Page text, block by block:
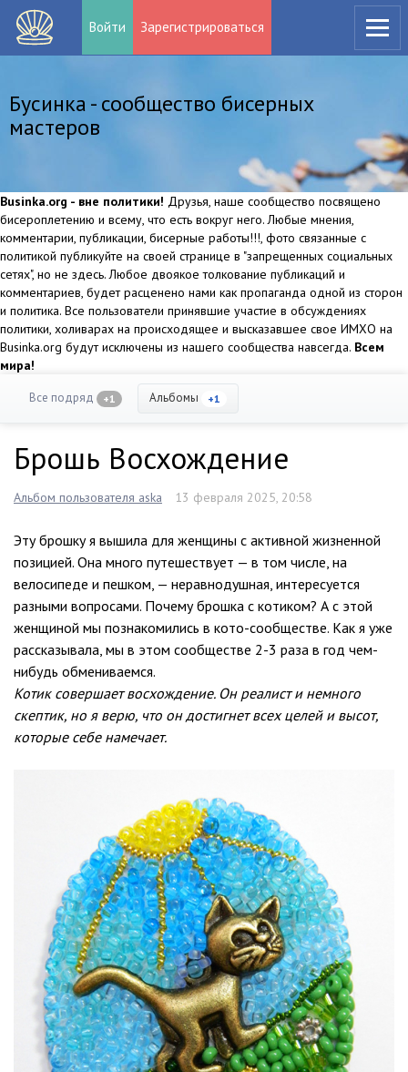
Войти Зарегистрироваться
Бусинка - сообщество бисерных
мастеров
Businka.org - вне политики! Друзья, наше сообщество посвящено
бисероплетению и всему, что есть вокруг него. Любые мнения,
комментарии, публикации, бисерные работы!!!, фото связанные с
политикой публикуйте на своей странице в "запрещенных социальных
сетях", но не здесь. Любое двоякое толкование публикаций и
комментариев, будет расценено нами как пропаганда одной из сторон
и политика. Все пользователи принявшие участие в обсуждениях
политики, холиварах на происходящее и высказавшее свое ИМХО на
Businka.org будут исключены из нашего сообщества навсегда. Всем
мира!
Все подряд +1 Альбомы +1
Брошь Восхождение
Альбом пользователя aska 13 февраля 2025, 20:58
Эту брошку я вышила для женщины с активной жизненной
позицией. Она много путешествует — в том числе, на
велосипеде и пешком, — неравнодушная, интересуется
разными вопросами. Почему брошка с котиком? А с этой
женщиной мы познакомились в кото-сообществе. Как я уже
рассказывала, мы в этом сообществе 2-3 раза в год чем-
нибудь обмениваемся.
Котик совершает восхождение. Он реалист и немного
скептик, но я верю, что он достигнет всех целей и высот,
которые себе намечает.